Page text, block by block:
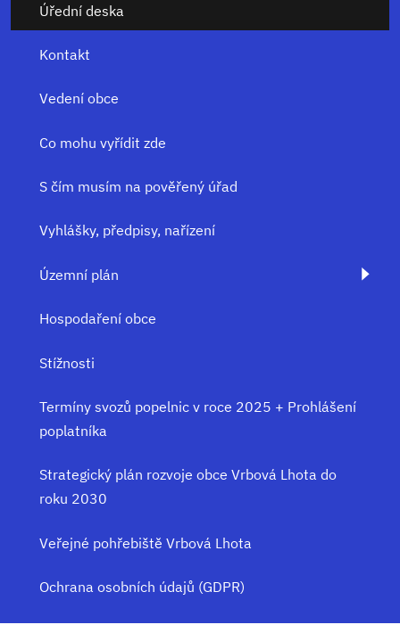
Úřední deska
Kontakt
Vedení obce
Co mohu vyřídit zde
S čím musím na pověřený úřad
Vyhlášky, předpisy, nařízení
Územní plán
Hospodaření obce
Stížnosti
Termíny svozů popelnic v roce 2025 + Prohlášení
poplatníka
Strategický plán rozvoje obce Vrbová Lhota do
roku 2030
Veřejné pohřebiště Vrbová Lhota
Ochrana osobních údajů (GDPR)